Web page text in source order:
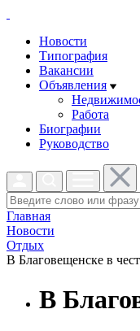
Новости
Типография
Вакансии
Объявления
Работа
Биографии
Руководство
Главная
Новости
Отдых
В Благовещенске в
В